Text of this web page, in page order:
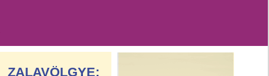
ZALAVÖLGYE: